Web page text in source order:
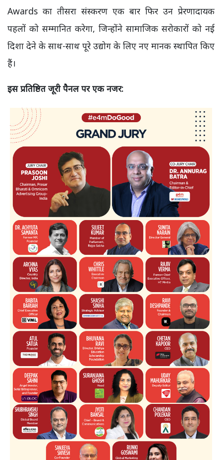
Awards का तीसरा संस्करण एक बार फिर उन प्रेरणादायक
पहलों को सम्मानित करेगा, जिन्होंने सामाजिक सरोकारों को नई
दिशा देने के साथ-साथ पूरे उद्योग के लिए नए मानक स्थापित किए
हैं।
इस प्रतिष्ठित जूरी पैनल पर एक नजर: